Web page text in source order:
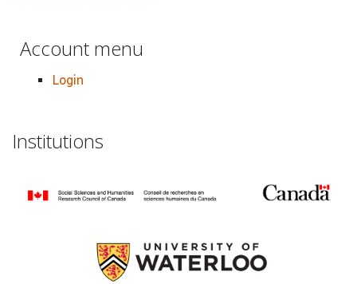
Account menu
Login
Institutions